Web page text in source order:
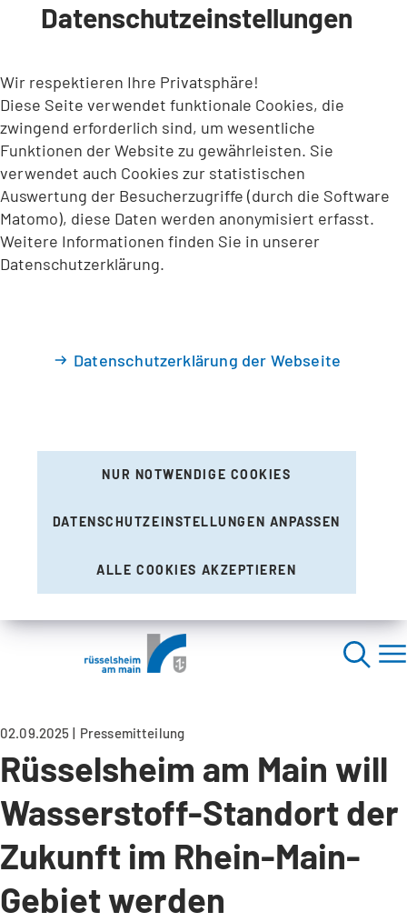
INHALT ANSPRINGEN
Datenschutzeinstellungen
Wir respektieren Ihre Privatsphäre!
Diese Seite verwendet funktionale Cookies, die
zwingend erforderlich sind, um wesentliche
Funktionen der Website zu gewährleisten. Sie
verwendet auch Cookies zur statistischen
Auswertung der Besucherzugriffe (durch die Software
Matomo), diese Daten werden anonymisiert erfasst.
Weitere Informationen finden Sie in unserer
Datenschutzerklärung.
Datenschutzerklärung der Webseite
NUR NOTWENDIGE COOKIES
DATENSCHUTZEINSTELLUNGEN ANPASSEN
ALLE COOKIES AKZEPTIEREN
02.09.2025 Pressemitteilung
Rüsselsheim am Main will
Wasserstoff-Standort der
Zukunft im Rhein-Main-
Gebiet werden